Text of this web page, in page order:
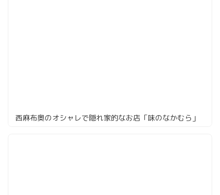
西麻布奥のオシャレで隠れ家的なお店「味のなかむら」